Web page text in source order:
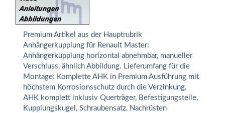
Premium Artikel aus der Hauptrubrik
Anhängerkupplung für Renault Master:
Anhängerkupplung horizontal abnehmbar, manueller
Verschluss, ähnlich Abbildung. Lieferumfang für die
Montage: Komplette AHK in Premium Ausführung mit
höchstem Korrosionsschutz durch die Verzinkung,
AHK komplett inklusiv Querträger, Befestigungsteile,
Kupplungskugel, Schraubensatz, Nachrüsten